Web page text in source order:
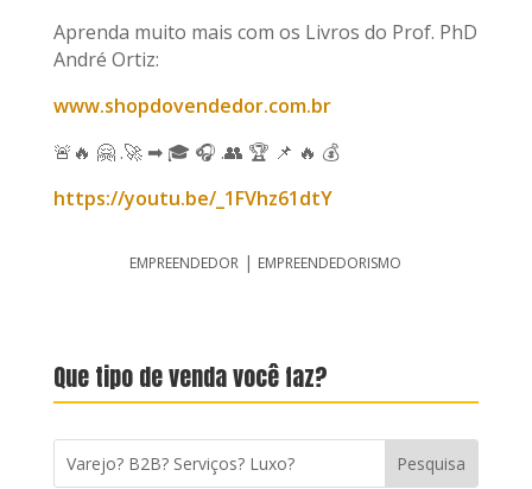
Aprenda muito mais com os Livros do Prof. PhD
André Ortiz:
www.shopdovendedor.com.br
🚨🔥 🤗 .🚀 ➡ 🎓 🎧 .👥 🏆 📌 🔥 💰
https://youtu.be/_1FVhz61dtY
EMPREENDEDOR | EMPREENDEDORISMO
Que tipo de venda você faz?